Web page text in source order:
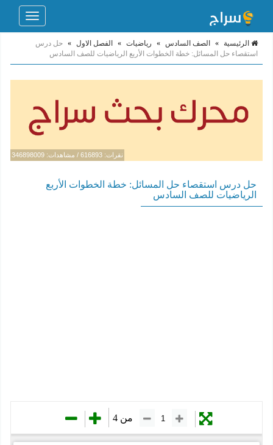
Toggle
الرئيسية » الصف السادس » رياضيات » الفصل الاول » حل درس
استقصاء حل المسائل: خطة الخطوات الأربع الرياضيات للصف السادس
نقرات: 616893 / مشاهدات: 346898009
حل درس استقصاء حل المسائل: خطة الخطوات الأربع
الرياضيات للصف السادس